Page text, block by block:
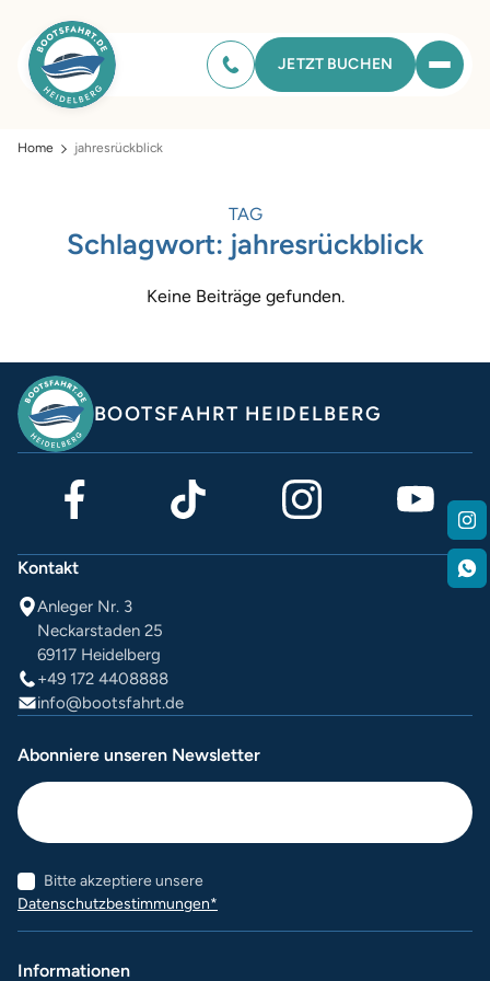
JETZT BUCHEN
Home jahresrückblick
TAG
Schlagwort: jahresrückblick
Keine Beiträge gefunden.
BOOTSFAHRT HEIDELBERG
Kontakt
Anleger Nr. 3
Neckarstaden 25
69117 Heidelberg
+49 172 4408888
info@bootsfahrt.de
Abonniere unseren Newsletter
Bitte akzeptiere unsere
Datenschutzbestimmungen*
Informationen